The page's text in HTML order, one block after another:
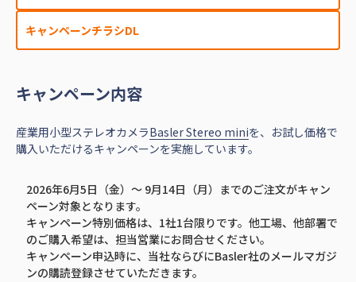
キャンペーンチラシDL
キャンペーン内容
産業用小型ステレオカメラBasler Stereo miniを、お試し価格で
購入いただけるキャンペーンを実施しています。
2026年6月5日（金）～ 9月14日（月）までのご注文がキャン
ペーン対象となります。
キャンペーン特別価格は、1社1台限りです。他工場、他部署で
のご購入希望は、担当営業にお問合せください。
キャンペーン申込時に、当社ならびにBasler社のメールマガジ
ンの購読登録させていただきます。